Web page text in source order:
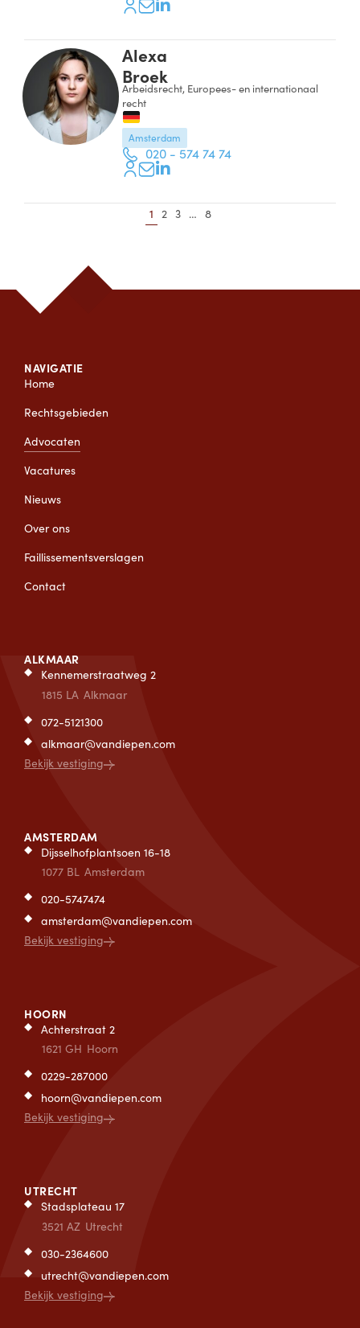
Alexa
Broek
Arbeidsrecht, Europees- en internationaal
recht
Amsterdam
020 - 574 74 74
1 2 3 … 8
NAVIGATIE
Home
Rechtsgebieden
Advocaten
Vacatures
Nieuws
Over ons
Faillissementsverslagen
Contact
ALKMAAR
Kennemerstraatweg 2
1815 LA Alkmaar
072-5121300
alkmaar@vandiepen.com
Bekijk vestiging
AMSTERDAM
Dijsselhofplantsoen 16-18
1077 BL Amsterdam
020-5747474
amsterdam@vandiepen.com
Bekijk vestiging
HOORN
Achterstraat 2
1621 GH Hoorn
0229-287000
hoorn@vandiepen.com
Bekijk vestiging
UTRECHT
Stadsplateau 17
3521 AZ Utrecht
030-2364600
utrecht@vandiepen.com
Bekijk vestiging